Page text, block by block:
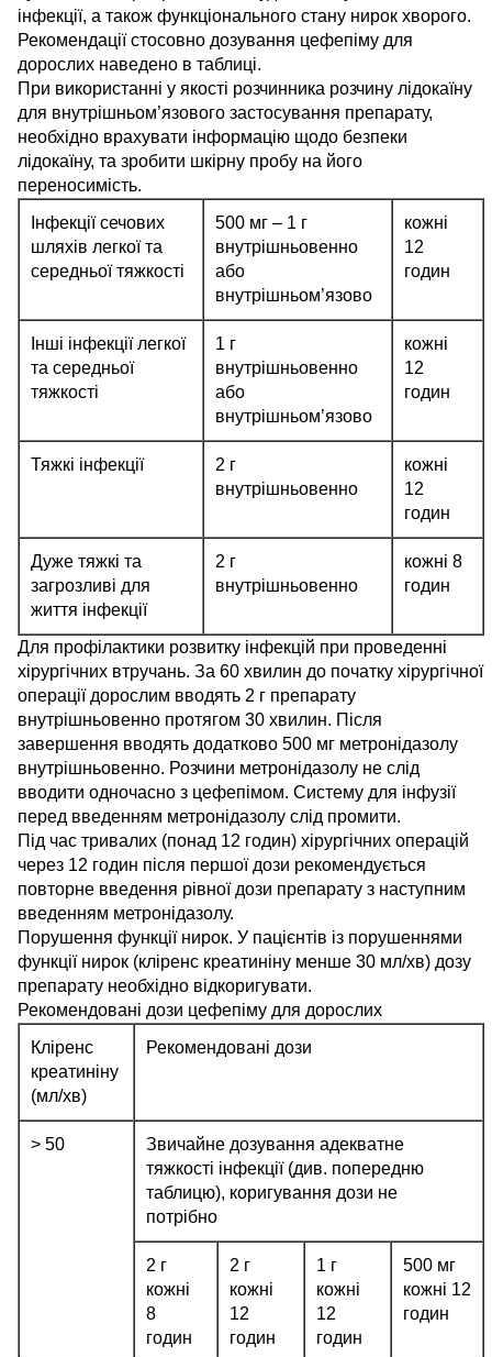
інфекції, а також функціонального стану нирок хворого.
Рекомендації стосовно дозування цефепіму для
дорослих наведено в таблиці.
При використанні у якості розчинника розчину лідокаїну
для внутрішньом’язового застосування препарату,
необхідно врахувати інформацію щодо безпеки
лідокаїну, та зробити шкірну пробу на його
переносимість.
Інфекції сечових
шляхів легкої та
середньої тяжкості
500 мг – 1 г
внутрішньовенно
або
внутрішньом’язово
кожні
12
годин
Інші інфекції легкої
та середньої
тяжкості
1 г
внутрішньовенно
або
внутрішньом’язово
кожні
12
годин
Тяжкі інфекції
2 г
внутрішньовенно
кожні
12
годин
Дуже тяжкі та
загрозливі для
життя інфекції
2 г
внутрішньовенно
кожні 8
годин
Для профілактики розвитку інфекцій при проведенні
хірургічних втручань. За 60 хвилин до початку хірургічної
операції дорослим вводять 2 г препарату
внутрішньовенно протягом 30 хвилин. Після
завершення вводять додатково 500 мг метронідазолу
внутрішньовенно. Розчини метронідазолу не слід
вводити одночасно з цефепімом. Систему для інфузії
перед введенням метронідазолу слід промити.
Під час тривалих (понад 12 годин) хірургічних операцій
через 12 годин після першої дози рекомендується
повторне введення рівної дози препарату з наступним
введенням метронідазолу.
Порушення функції нирок. У пацієнтів із порушеннями
функції нирок (кліренс креатиніну менше 30 мл/хв) дозу
препарату необхідно відкоригувати.
Рекомендовані дози цефепіму для дорослих
Кліренс
креатиніну
(мл/хв)
Рекомендовані дози
> 50
Звичайне дозування адекватне
тяжкості інфекції (див. попередню
таблицю), коригування дози не
потрібно
2 г
кожні
8
годин
2 г
кожні
12
годин
1 г
кожні
12
годин
500 мг
кожні 12
годин